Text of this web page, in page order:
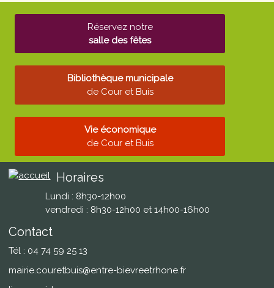
Réservez notre
salle des fêtes
Bibliothèque municipale
de Cour et Buis
Vie économique
de Cour et Buis
Horaires
Lundi : 8h30-12h00
vendredi : 8h30-12h00 et 14h00-16h00
Contact
Tél : 04 74 59 25 13
mairie.couretbuis@entre-bievreetrhone.fr